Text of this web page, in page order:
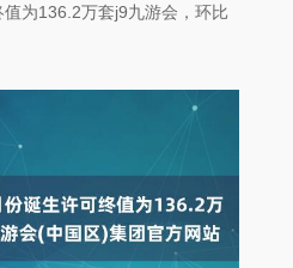
为136.2万套j9九游会，环比